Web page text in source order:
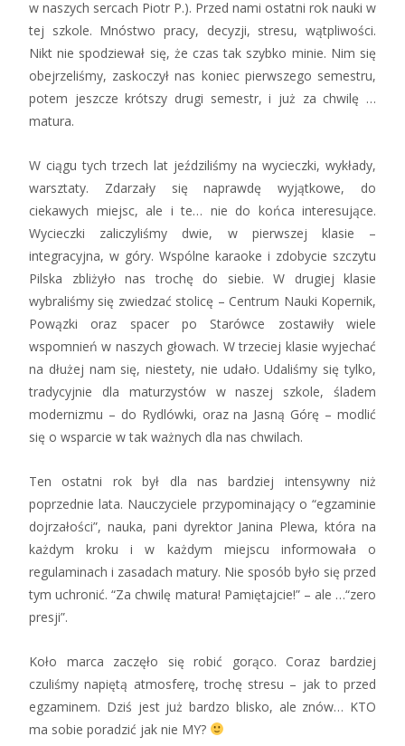
w naszych sercach Piotr P.). Przed nami ostatni rok nauki w
tej szkole. Mnóstwo pracy, decyzji, stresu, wątpliwości.
Nikt nie spodziewał się, że czas tak szybko minie. Nim się
obejrzeliśmy, zaskoczył nas koniec pierwszego semestru,
potem jeszcze krótszy drugi semestr, i już za chwilę …
matura.
W ciągu tych trzech lat jeździliśmy na wycieczki, wykłady,
warsztaty. Zdarzały się naprawdę wyjątkowe, do
ciekawych miejsc, ale i te… nie do końca interesujące.
Wycieczki zaliczyliśmy dwie, w pierwszej klasie –
integracyjna, w góry. Wspólne karaoke i zdobycie szczytu
Pilska zbliżyło nas trochę do siebie. W drugiej klasie
wybraliśmy się zwiedzać stolicę – Centrum Nauki Kopernik,
Powązki oraz spacer po Starówce zostawiły wiele
wspomnień w naszych głowach. W trzeciej klasie wyjechać
na dłużej nam się, niestety, nie udało. Udaliśmy się tylko,
tradycyjnie dla maturzystów w naszej szkole, śladem
modernizmu – do Rydlówki, oraz na Jasną Górę – modlić
się o wsparcie w tak ważnych dla nas chwilach.
Ten ostatni rok był dla nas bardziej intensywny niż
poprzednie lata. Nauczyciele przypominający o “egzaminie
dojrzałości”, nauka, pani dyrektor Janina Plewa, która na
każdym kroku i w każdym miejscu informowała o
regulaminach i zasadach matury. Nie sposób było się przed
tym uchronić. “Za chwilę matura! Pamiętajcie!” – ale …“zero
presji”.
Koło marca zaczęło się robić gorąco. Coraz bardziej
czuliśmy napiętą atmosferę, trochę stresu – jak to przed
egzaminem. Dziś jest już bardzo blisko, ale znów… KTO
ma sobie poradzić jak nie MY?